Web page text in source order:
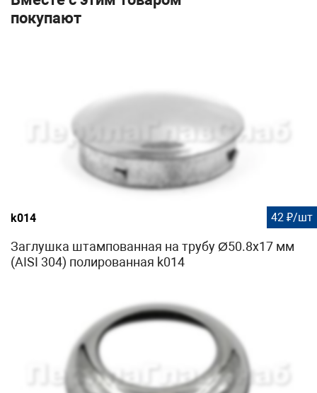
корректировка его положения
** полное отверждение состава, возможно приложение
нагрузки
покупают
k014 42 ₽/шт
Заглушка штампованная на трубу Ø50.8х17 мм
(AISI 304) полированная k014